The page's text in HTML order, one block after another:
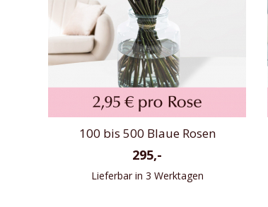
100 bis 500 Blaue Rosen
295,-
Lieferbar in 3 Werktagen